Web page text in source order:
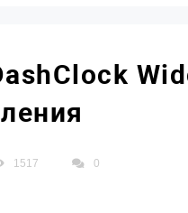
1517 0